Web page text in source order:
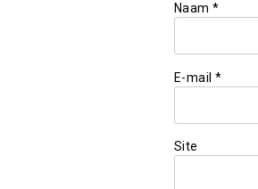
Naam *
E-mail *
Site